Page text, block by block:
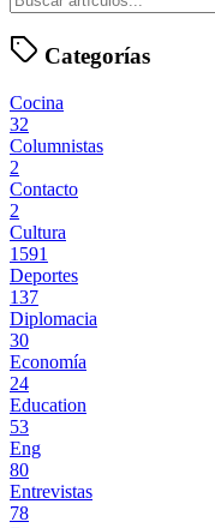
Categorías
Cocina
32
Columnistas
2
Contacto
2
Cultura
1591
Deportes
137
Diplomacia
30
Economía
24
Education
53
Eng
80
Entrevistas
78